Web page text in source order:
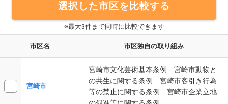
選択した市区を比較する
※最大3件まで同時に比較できます
市区名 市区独自の取り組み
宮崎市
宮崎市文化芸術基本条例 宮崎市動物と
の共生に関する条例 宮崎市客引き行為
等の禁止に関する条例 宮崎市企業立地